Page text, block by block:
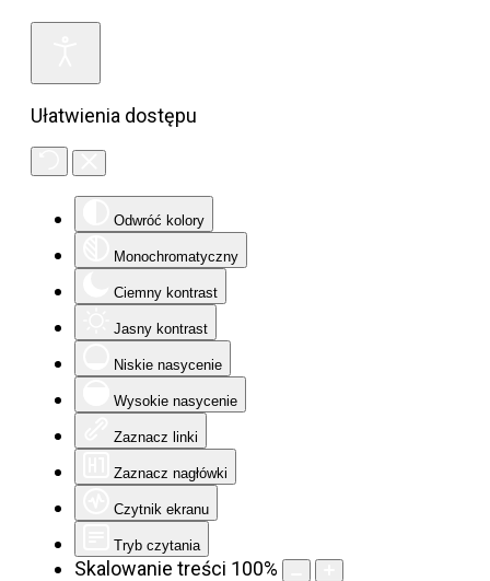
Ułatwienia dostępu
Odwróć kolory
Monochromatyczny
Ciemny kontrast
Jasny kontrast
Niskie nasycenie
Wysokie nasycenie
Zaznacz linki
Zaznacz nagłówki
Czytnik ekranu
Tryb czytania
Skalowanie treści 100%